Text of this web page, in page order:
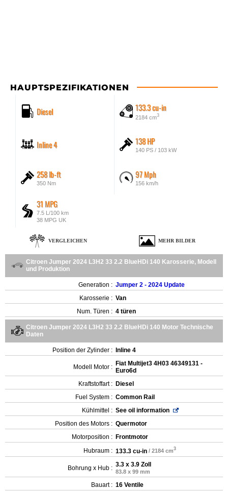
HAUPTSPEZIFIKATIONEN
Diesel 133.3 cu-in
2184 cm3
Inline 4 138 HP
140 PS / 103 kW
258 lb-ft
350 Nm
97 Mph
156 km/h
31 MPG
7.5 L/100 km
38 MPG UK
VERGLEICHEN MEHR BILDER
Citroen Jumper 2024 L3H2 33 2.2 BlueHDi 140 Karosserie, Modell
und Produktion
Generation : Jumper 2 - 2024 Update
Karosserie : Van
Num. Türen : 4 türen
Citroen Jumper 2024 L3H2 33 2.2 BlueHDi 140 Motor Technische
Daten
Position der Zylinder : Inline 4
Modell Motor : Fiat Multijet3 4H03 46349131 -
Euro6d
Kraftstoffart : Diesel
Fuel System : Common Rail
Kühlmittel : See oil information
Position des Motors : Quermotor
Motorposition : Frontmotor
Hubraum : 133.3 cu-in / 2184 cm3
Bohrung x Hub : 3.3 x 3.9 Zoll
83.8 x 99 mm
Bauart : 16 Ventile